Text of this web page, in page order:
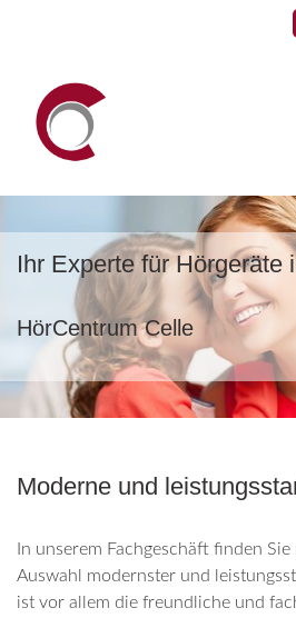
Ihr Experte für Hörgeräte
HörCentrum Celle
Moderne und
In unserem Fachgeschäft finden
Auswahl modernster und
ist vor allem die freundliche und